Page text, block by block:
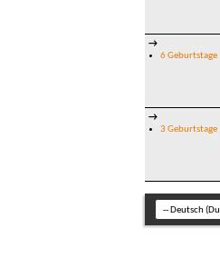
→
6 Geburtstage
→
3 Geburtstage